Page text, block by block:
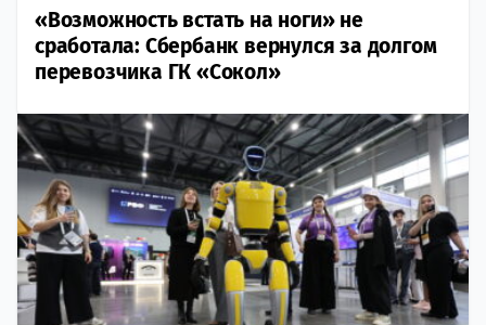
«Возможность встать на ноги» не
сработала: Сбербанк вернулся за долгом
перевозчика ГК «Сокол»